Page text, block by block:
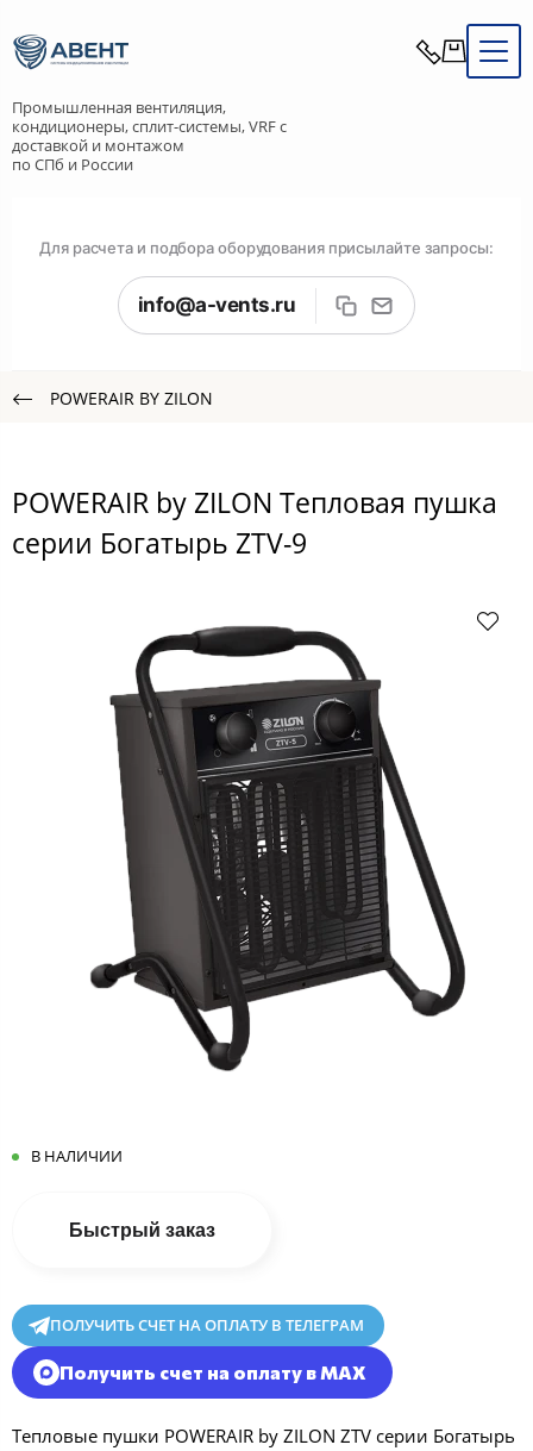
Промышленная вентиляция,
кондиционеры, сплит-системы, VRF с
доставкой и монтажом
по СПб и России
Для расчета и подбора оборудования присылайте запросы:
info@a-vents.ru
POWERAIR BY ZILON
POWERAIR by ZILON Тепловая пушка
серии Богатырь ZTV-9
В НАЛИЧИИ
Быстрый заказ
ПОЛУЧИТЬ СЧЕТ НА ОПЛАТУ В ТЕЛЕГРАМ
Получить счет на оплату в MAX
Тепловые пушки POWERAIR by ZILON ZTV серии Богатырь